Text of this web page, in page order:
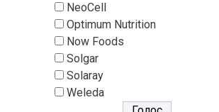
NeoCell
Optimum Nutrition
Now Foods
Solgar
Solaray
Weleda